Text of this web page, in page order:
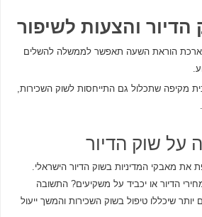
והצעות לשיפור
הארכת הוראת השעה תאפשר לממשלה להשלים
מקיפה שתכלול גם התייחסות לשוק השכירות,
על שוק הדיור
מאבקי המדיניות בשוק הדיור הישראלי.
הדיור או יכביד על משקיעים? התשובה
יותר שיכללו טיפול בשוק השכירות והמשך ייעול